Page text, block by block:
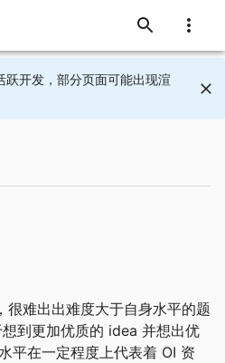
开发，部分页面可能出现渲
很难出出难度大于自身水平的题
到更加优质的 idea 并想出优
平在一定程度上代表着 OI 资